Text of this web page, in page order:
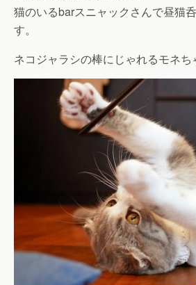
猫のいるbarスニャックさんで昼猫
す。
ネコジャラシの棒にじゃれるモネち